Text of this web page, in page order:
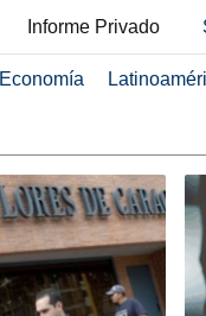
Informe Privado
Economía